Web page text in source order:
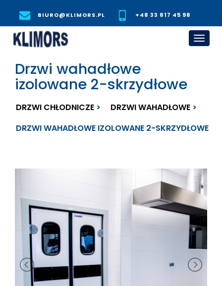
BIURO@KLIMORS.PL +48 33 817 45 98
Drzwi wahadłowe
izolowane 2-skrzydłowe
DRZWI CHŁODNICZE
DRZWI WAHADŁOWE
DRZWI WAHADŁOWE IZOLOWANE 2-SKRZYDŁOWE